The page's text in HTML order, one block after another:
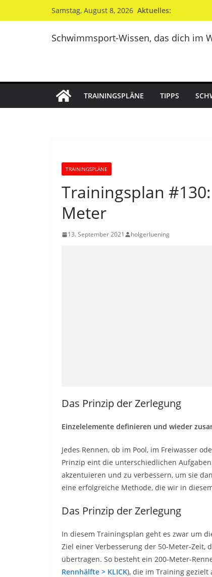
Inhalt
Samstag, August 8, 2026 Aktuelles:
Schwimmsport-Wissen, das dich im
TRAININGSPLÄNE TIPPS
TRAININGSPLÄNE
Trainingsplan #130:
Meter
13. September 2021 holgerluening
Das Prinzip der Zerlegung
Einzelelemente definieren und wieder
Jedes Rennen, ob im Pool, im Freiwasser
Prinzip eint die unterschiedlichen
akzentuieren und zu verbessern, um sie
eine erfolgreiche Methode, die wir in
Das Prinzip der Zerlegung
In diesem Trainingsplan geht es zwar um
Ziel einer Verbesserung der 50-Meter-Zeit,
übertragen. So besteht ein 200-Meter-
Rennhälfte > KLICK), die im Training